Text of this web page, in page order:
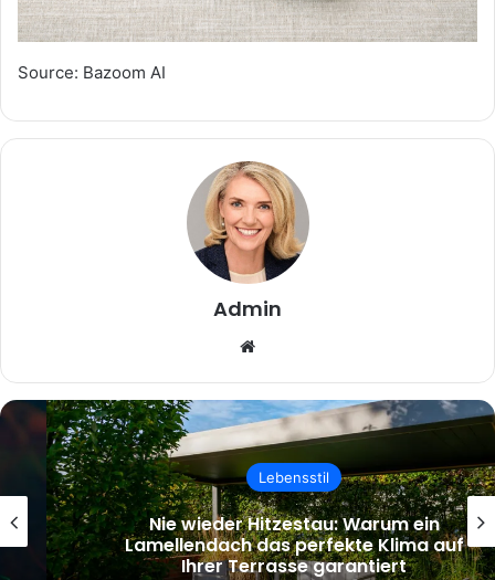
Source: Bazoom AI
Admin
Lebensstil
Nie wieder Hitzestau: Warum ein
Lamellendach das perfekte Klima auf
Ihrer Terrasse garantiert